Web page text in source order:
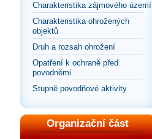
Charakteristika zájmového území
Charakteristika ohrožených
objektů
Druh a rozsah ohrožení
Opatření k ochraně před
povodněmi
Stupně povodňové aktivity
Organizační část